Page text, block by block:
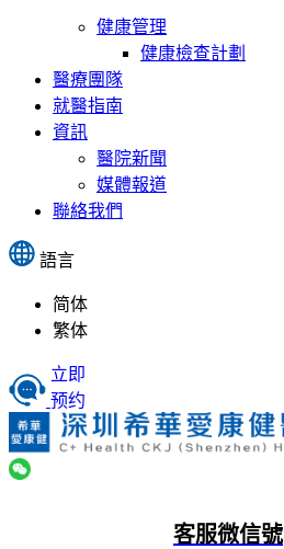
健康管理
健康檢查計劃
醫療團隊
就醫指南
資訊
醫院新聞
媒體報道
聯絡我們
語言
简体
繁体
立即
预约
客服微信號